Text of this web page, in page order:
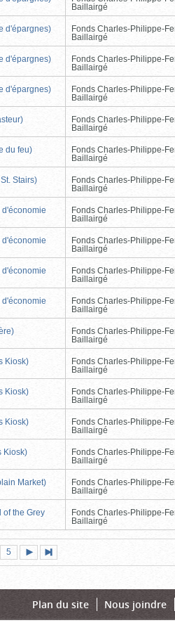
Baillairgé
d'épargnes)
Fonds Charles-Philippe-
Baillairgé
d'épargnes)
Fonds Charles-Philippe-
Baillairgé
d'épargnes)
Fonds Charles-Philippe-
Baillairgé
Fonds Charles-Philippe-
Baillairgé
du feu)
Fonds Charles-Philippe-
Baillairgé
Stairs)
Fonds Charles-Philippe-
Baillairgé
Fonds Charles-Philippe-
Baillairgé
Fonds Charles-Philippe-
Baillairgé
Fonds Charles-Philippe-
Baillairgé
d'économie
Fonds Charles-Philippe-
Baillairgé
Fonds Charles-Philippe-
Baillairgé
Kiosk)
Fonds Charles-Philippe-
Baillairgé
Kiosk)
Fonds Charles-Philippe-
Baillairgé
Kiosk)
Fonds Charles-Philippe-
Baillairgé
Kiosk)
Fonds Charles-Philippe-
Baillairgé
Market)
Fonds Charles-Philippe-
Baillairgé
of the Grey
Fonds Charles-Philippe-
Baillairgé
Page
5
suivante
page
Plan du site Nous joindre